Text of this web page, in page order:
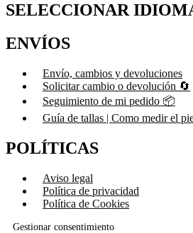
SELECCIONAR
ENVÍOS
Envío, cambios y devoluciones
Solicitar cambio o devolución 🔄
Seguimiento de mi pedido 📦
Guía de tallas | Como medir el
POLÍTICAS
Aviso legal
Política de privacidad
Política de Cookies
Gestionar consentimiento